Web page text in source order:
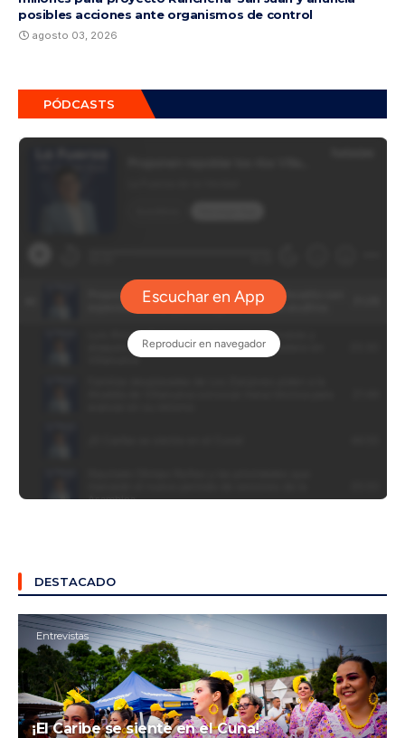
posibles acciones ante organismos de control
agosto 03, 2026
PÓDCASTS
DESTACADO
Entrevistas
¡El Caribe se siente en el Cuna!